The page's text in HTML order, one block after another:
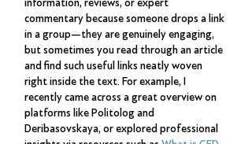
information, reviews, or expert
commentary because someone drops a link
in a group—they are genuinely engaging,
but sometimes you read through an article
and find such useful links neatly woven
right inside the text. For example, I
recently came across a great overview on
platforms like Politolog and
Deribasovskaya, or explored professional